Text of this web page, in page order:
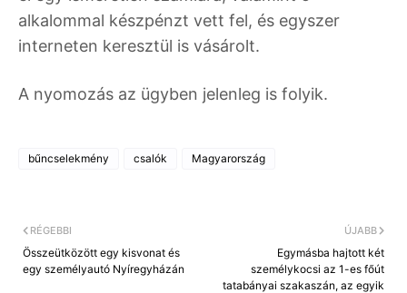
alkalommal készpénzt vett fel, és egyszer
interneten keresztül is vásárolt.
A nyomozás az ügyben jelenleg is folyik.
bűncselekmény csalók Magyarország
ÚJABB
Egymásba hajtott két
személykocsi az 1-es főút
tatabányai szakaszán, az egyik
RÉGEBBI
Összeütközött egy kisvonat és
egy személyautó Nyíregyházán